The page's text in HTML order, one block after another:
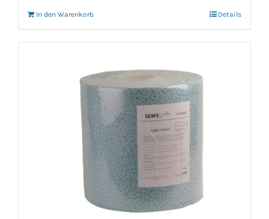
In den Warenkorb Details